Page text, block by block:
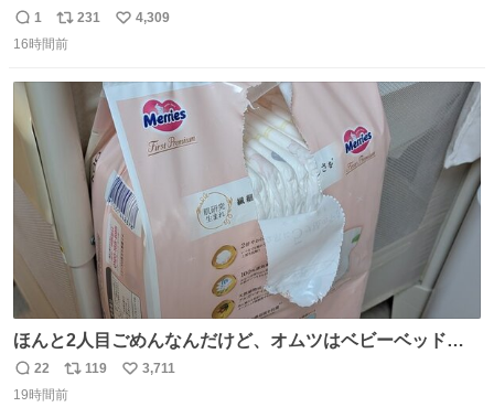
「え〜、、、要因、、、」 阪神ファン「ﾌｧﾝﾉｵｶｹﾞｰ!」 工藤
「ファンのおかげですっ！😎」 阪神ファンやっぱりオモロ
返
信
1
リ
ポ
231
い
数
4,309
16時間前
ほんと2人目ごめんなんだけど、オムツはベビーベッドにS
字フックで吊るしてる😂
返
信
22
リ
ポ
119
い
3,711
19時間前